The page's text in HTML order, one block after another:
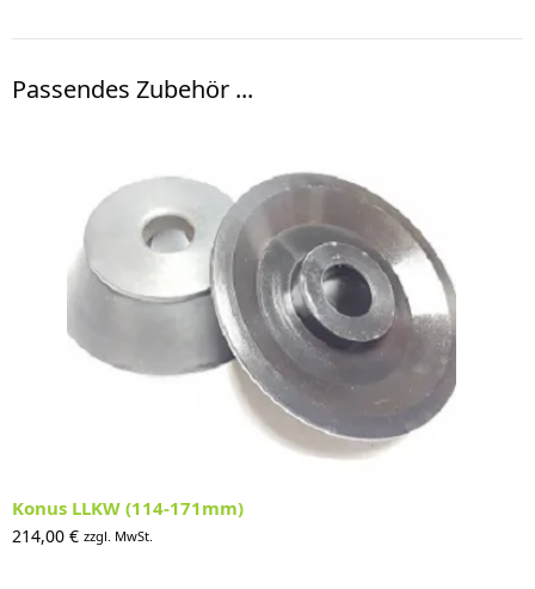
Passendes Zubehör ...
Konus LLKW (114-171mm)
214,00 € zzgl. MwSt.